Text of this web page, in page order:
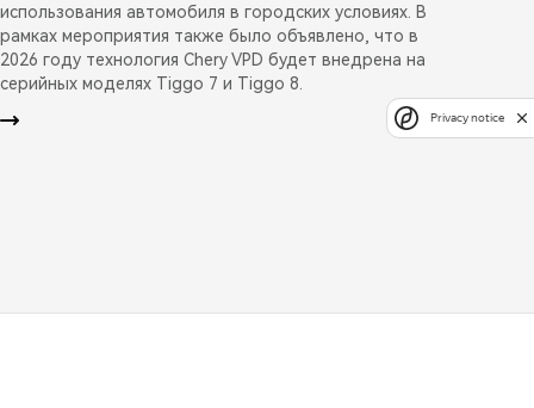
использования автомобиля в городских условиях. В
рамках мероприятия также было объявлено, что в
2026 году технология Chery VPD будет внедрена на
серийных моделях Tiggo 7 и Tiggo 8.
Privacy notice